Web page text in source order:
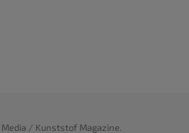
/ Kunststof Magazine.